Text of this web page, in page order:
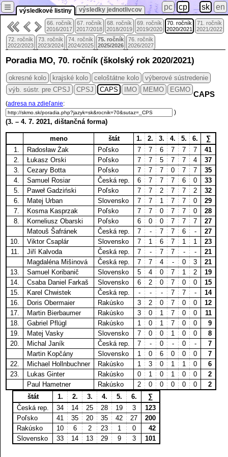
výsledkové listiny výsledky jednotlivcov
≡ pc cp sk en
66. ročník
2016/2017
67. ročník
2017/2018
68. ročník
2018/2019
69. ročník
2019/2020
70. ročník
2020/2021
71. ročník
2021/2022
72. ročník
2022/2023
73. ročník
2023/2024
74. ročník
2024/2025
75. ročník
2025/2026
76. ročník
2026/2027
Poradia MO, 70. ročník (školský rok 2020/2021)
okresné kolo krajské kolo celoštátne kolo
výberové sústredenie
výb. sústr. pre CPSJ
CPSJ CAPS IMO MEMO EGMO
CAPS
(adresa na zdieľanie:
)
(3. – 4. 7. 2021, dištančná forma)
meno štát 1. 2. 3. 4. 5. 6.
∑
1.
Radosław Żak Poľsko 7 7 6 7 7 7
41
2.
Łukasz Orski Poľsko 7 7 5 7 7 4
37
3.
Cezary Botta Poľsko 7 7 7 0 7 7
35
4.
Samuel Rosiar Česká rep. 6 7 7 7 6 0
33
5.
Paweł Gadziński Poľsko 7 7 2 7 7 2
32
6.
Matej Urban Slovensko 7 7 1 7 7 0
29
7.
Kosma Kasprzak Poľsko 7 7 0 7 7 0
28
8.
Korneliusz Obarski Poľsko 6 0 0 7 7 7
27
Matouš Šafránek
Česká rep. 7 - 7 7 6 -
27
10.
Viktor Csaplár Slovensko 7 1 6 7 1 1
23
11.
Jiří Kalvoda Česká rep. 7 - 7 7 - -
21
Magdaléna Mišinová
Česká rep. 7 7 4 - 0 3
21
13.
Samuel Koribanič Slovensko 5 4 0 7 1 2
19
14.
Csaba Daniel Farkaš Slovensko 6 2 0 7 0 0
15
15.
Karel Chwistek Česká rep. - - - 7 7 -
14
16.
Doris Obermaier Rakúsko 3 2 0 7 0 0
12
17.
Martin Bierbaumer Rakúsko 3 0 1 7 0 0
11
18.
Gabriel Pflügl Rakúsko 1 0 1 7 0 0
9
19.
Matej Vasky Slovensko 7 0 0 1 0 0
8
20.
Michal Janík Česká rep. 7 - 0 - 0 -
7
Martin Kopčány
Slovensko 1 0 6 0 0 0
7
22.
Michael Hollnbuchner Rakúsko 1 3 0 1 1 0
6
23.
Lukas Ginter Rakúsko 0 1 0 1 0 0
2
Paul Hametner
Rakúsko 2 0 0 0 0 0
2
štát
1. 2. 3. 4. 5. 6.
∑
Česká rep.
34 14 25 28 19 3
123
Poľsko
41 35 20 35 42 27
200
Rakúsko
10 6 2 23 1 0
42
Slovensko
33 14 13 29 9 3 101